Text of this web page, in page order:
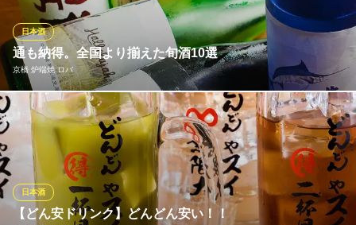
性などお気軽にスタッフにお声をおかけください。
うまい酒と肴 山乃家
カツオわら焼きと日本酒
ＪＲ京橋駅 徒歩5分
大阪府大阪市都島区都島南通り2-5-15
通も納得。全国より揃えた旬酒10選
京橋 炉端焼 ロバ
日本酒
炉端焼の味わいを深めてくれる日本酒。当店では常時取扱のレギ
ュラーメニューに加えて、季節限定酒10酒も取り揃えておりま
す！とある日は奈良の「春鹿」など近畿地方の人気銘酒をはじ
め、新潟の「鶴齢」や秋田の「出羽鶴」など全国各地より有名地
酒を厳選しました。どれにしようか迷った時は「3種飲み比べ」で
お試しを♪
【どん安ドリンク】どんどん安い！！
日本酒